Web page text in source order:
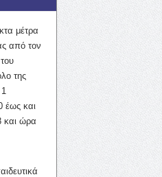
μέτρα
από τον
της
έως και
και ώρα